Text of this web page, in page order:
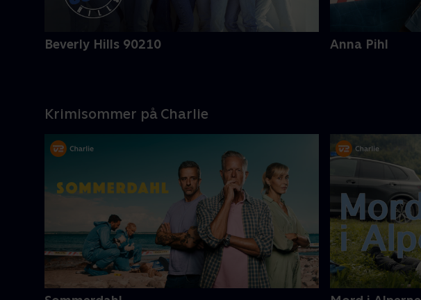
Beverly Hills 90210 Anna Pihl
Krimisommer på Charlie